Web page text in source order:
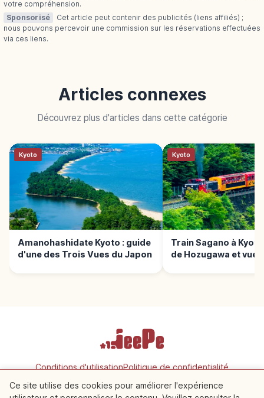
votre compréhension.
Sponsorisé
Cet article peut contenir des publicités (liens affiliés) ;
nous pouvons percevoir une commission sur les réservations effectuées
via ces liens.
Articles connexes
Découvrez plus d'articles dans cette catégorie
Kyoto
Amanohashidate Kyoto : guide
d'une des Trois Vues du Japon
Kyoto
Train Sagano à
de Hozugawa et vues
Conditions d'utilisationPolitique de confidentialité
Paramètres des cookies
Ce site utilise des cookies pour améliorer l'expérience